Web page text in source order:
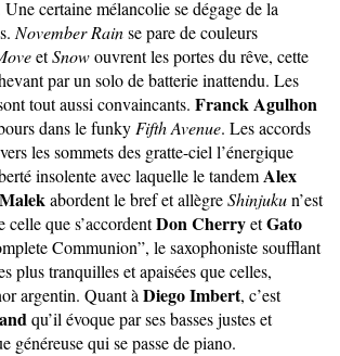
certaine mélancolie se dégage de la
November Rainse pare de couleurs
etSnowouvrent les portes du rêve, cette
par un solo de batterie inattendu. Les
tout aussi convaincants. Franck Agulhon
dans le funky Fifth Avenue. Les accords
les sommets des gratte-ciel l’énergique
insolente avec laquelle le tandemAlex
abordent le bref et allègreShinjukun’est
celle que s’accordentDon CherryetGato
Communion”, le saxophoniste soufflant
plus tranquilles et apaisées que celles,
argentin. Quant à Diego Imbert, c’est
qu’il évoque par ses basses justes et
généreuse qui se passe de piano.